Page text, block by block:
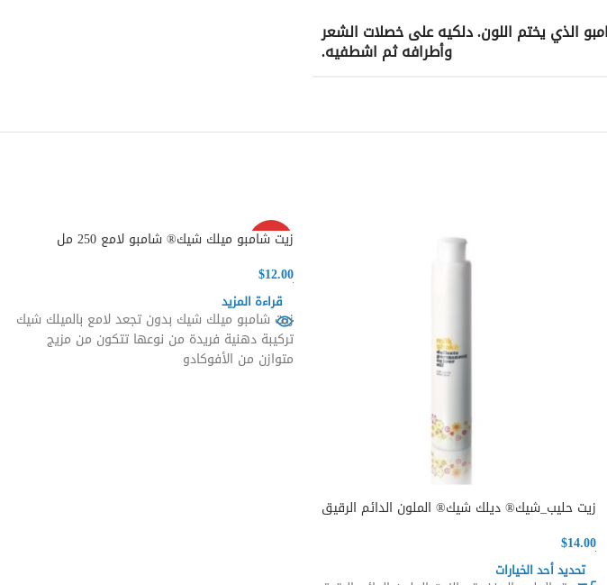
الذي يختم اللون. دلكيه على خصلات الشعر
وأطرافه ثم اشطفيه.
زيت حليب_شيك® ديلك شيك® الملون الدائم الرقيق
$14.00
تحديد أحد الخيارات
SOLD
OUT
زيت شامبو ميلك شيك® شامبو لامع 250 مل
$12.00
قراءة المزيد
زيت شامبو ميلك شيك بدون تجعد لامع بالميلك شيك
تركيبة دهنية فريدة من نوعها تتكون من مزيج
متوازن من الأفوكادو